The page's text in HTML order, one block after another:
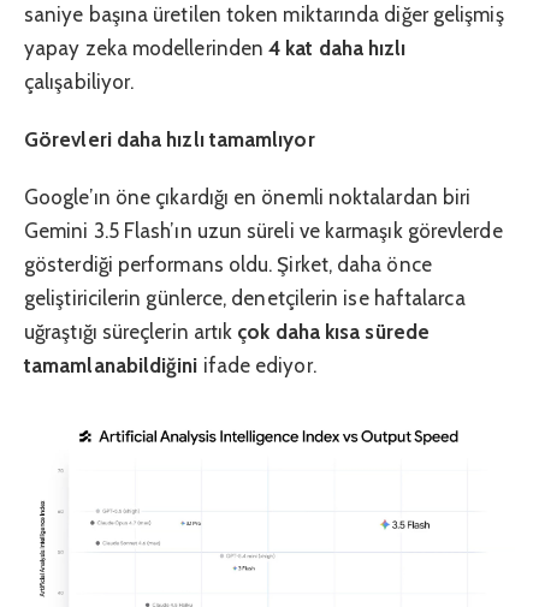
saniye başına üretilen token miktarında diğer gelişmiş
yapay zeka modellerinden4 kat daha hızlı
çalışabiliyor.
Görevleri daha hızlı tamamlıyor
Google’ın öne çıkardığı en önemli noktalardan biri
Gemini 3.5 Flash’ın uzun süreli ve karmaşık görevlerde
gösterdiği performans oldu. Şirket, daha önce
geliştiricilerin günlerce, denetçilerin ise haftalarca
uğraştığı süreçlerin artık çok daha kısa sürede
tamamlanabildiğini ifade ediyor.